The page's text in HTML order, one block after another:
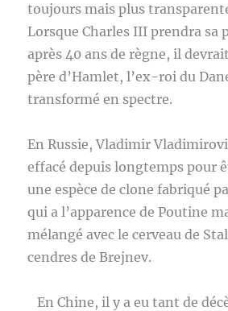
toujours mais plus
Lorsque Charles III prendra sa
après 40 ans de règne, il
père d’Hamlet, l’ex-roi du
transformé en spectre.
En Russie, Vladimir
effacé depuis longtemps pour
une espèce de clone fabriqué
qui a l’apparence de Poutine
mélangé avec le cerveau de
cendres de Brejnev.
En Chine, il y a eu tant de